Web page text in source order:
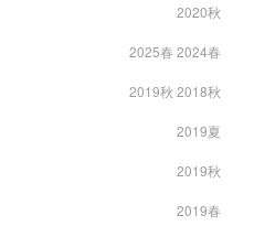
2020秋
2025春 2024春
2019秋 2018秋
2019夏
2019秋
2019春